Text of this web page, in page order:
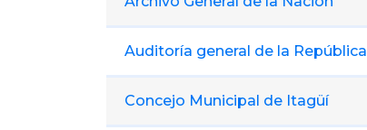
Auditoría general de la República
Concejo Municipal de Itagüí